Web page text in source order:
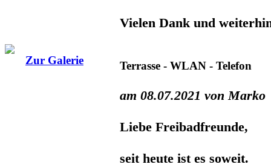
Vielen Dank und
Zur Galerie Terrasse - WLAN - Telefon
am 08.07.2021 von Marko
Liebe Freibadfreunde,
seit heute ist es soweit.